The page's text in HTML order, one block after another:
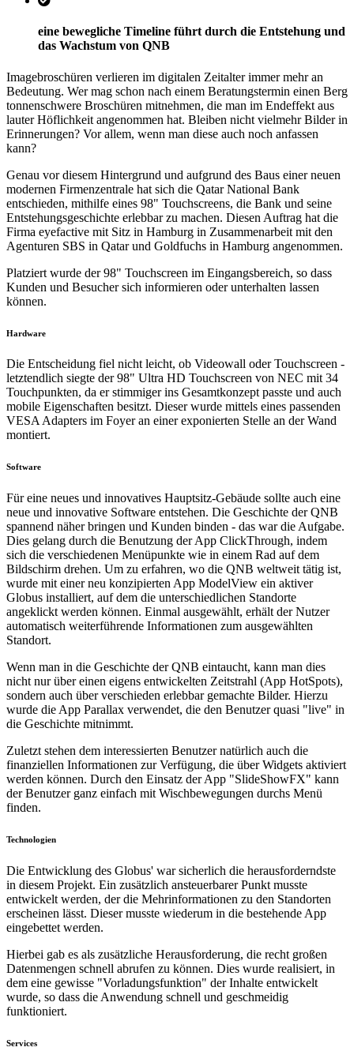
eine bewegliche Timeline führt durch die Entstehung und
das Wachstum von QNB
Imagebroschüren verlieren im digitalen Zeitalter immer mehr an
Bedeutung. Wer mag schon nach einem Beratungstermin einen Berg
tonnenschwere Broschüren mitnehmen, die man im Endeffekt aus
lauter Höflichkeit angenommen hat. Bleiben nicht vielmehr Bilder in
Erinnerungen? Vor allem, wenn man diese auch noch anfassen
kann?
Genau vor diesem Hintergrund und aufgrund des Baus einer neuen
modernen Firmenzentrale hat sich die Qatar National Bank
entschieden, mithilfe eines 98" Touchscreens, die Bank und seine
Entstehungsgeschichte erlebbar zu machen. Diesen Auftrag hat die
Firma eyefactive mit Sitz in Hamburg in Zusammenarbeit mit den
Agenturen SBS in Qatar und Goldfuchs in Hamburg angenommen.
Platziert wurde der 98" Touchscreen im Eingangsbereich, so dass
Kunden und Besucher sich informieren oder unterhalten lassen
können.
Hardware
Die Entscheidung fiel nicht leicht, ob Videowall oder Touchscreen -
letztendlich siegte der 98" Ultra HD Touchscreen von NEC mit 34
Touchpunkten, da er stimmiger ins Gesamtkonzept passte und auch
mobile Eigenschaften besitzt. Dieser wurde mittels eines passenden
VESA Adapters im Foyer an einer exponierten Stelle an der Wand
montiert.
Software
Für eine neues und innovatives Hauptsitz-Gebäude sollte auch eine
neue und innovative Software entstehen. Die Geschichte der QNB
spannend näher bringen und Kunden binden - das war die Aufgabe.
Dies gelang durch die Benutzung der App ClickThrough, indem
sich die verschiedenen Menüpunkte wie in einem Rad auf dem
Bildschirm drehen. Um zu erfahren, wo die QNB weltweit tätig ist,
wurde mit einer neu konzipierten App ModelView ein aktiver
Globus installiert, auf dem die unterschiedlichen Standorte
angeklickt werden können. Einmal ausgewählt, erhält der Nutzer
automatisch weiterführende Informationen zum ausgewählten
Standort.
Wenn man in die Geschichte der QNB eintaucht, kann man dies
nicht nur über einen eigens entwickelten Zeitstrahl (App HotSpots),
sondern auch über verschieden erlebbar gemachte Bilder. Hierzu
wurde die App Parallax verwendet, die den Benutzer quasi "live" in
die Geschichte mitnimmt.
Zuletzt stehen dem interessierten Benutzer natürlich auch die
finanziellen Informationen zur Verfügung, die über Widgets aktiviert
werden können. Durch den Einsatz der App "SlideShowFX" kann
der Benutzer ganz einfach mit Wischbewegungen durchs Menü
finden.
Technologien
Die Entwicklung des Globus' war sicherlich die herausforderndste
in diesem Projekt. Ein zusätzlich ansteuerbarer Punkt musste
entwickelt werden, der die Mehrinformationen zu den Standorten
erscheinen lässt. Dieser musste wiederum in die bestehende App
eingebettet werden.
Hierbei gab es als zusätzliche Herausforderung, die recht großen
Datenmengen schnell abrufen zu können. Dies wurde realisiert, in
dem eine gewisse "Vorladungsfunktion" der Inhalte entwickelt
wurde, so dass die Anwendung schnell und geschmeidig
funktioniert.
Services